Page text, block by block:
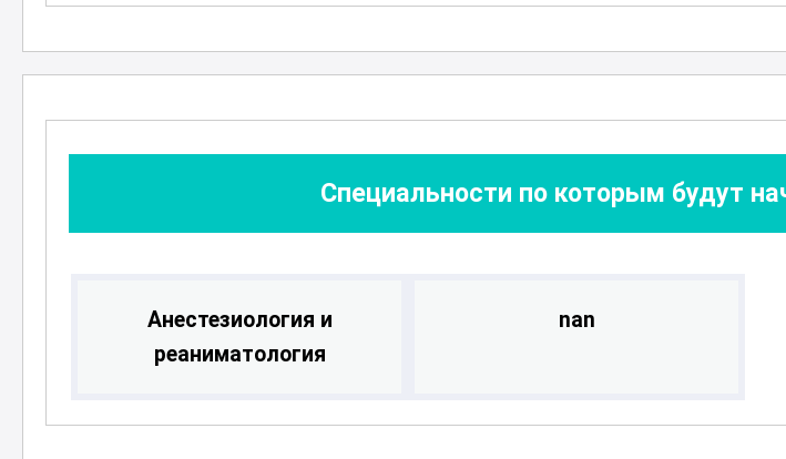
Этот курс станет ценным ресурсом для всех, кто
квалификацию в области анестезиологии и
лучший уход за пациентами и осваивать новые
лечения. Участники получат всесторонние знания и
для успешной работы в современных условиях
Специальности по которым будут
Анестезиология и
реаниматология
nan